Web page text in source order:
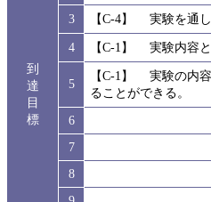
到
達
目
標
3
【C-4】 実験を通
4
【C-1】 実験内容
5
【C-1】 実験の内
ることができる。
6
7
8